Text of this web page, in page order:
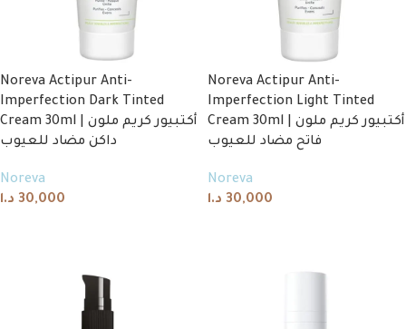
Noreva Actipur Anti-
Imperfection Dark Tinted
Cream 30ml | أكتبيور كريم ملون
داكن مضاد للعيوب
Noreva
30,000 د.ا
Noreva Actipur Anti-
Imperfection Light Tinted
Cream 30ml | أكتبيور كريم ملون
فاتح مضاد للعيوب
Noreva
30,000 د.ا